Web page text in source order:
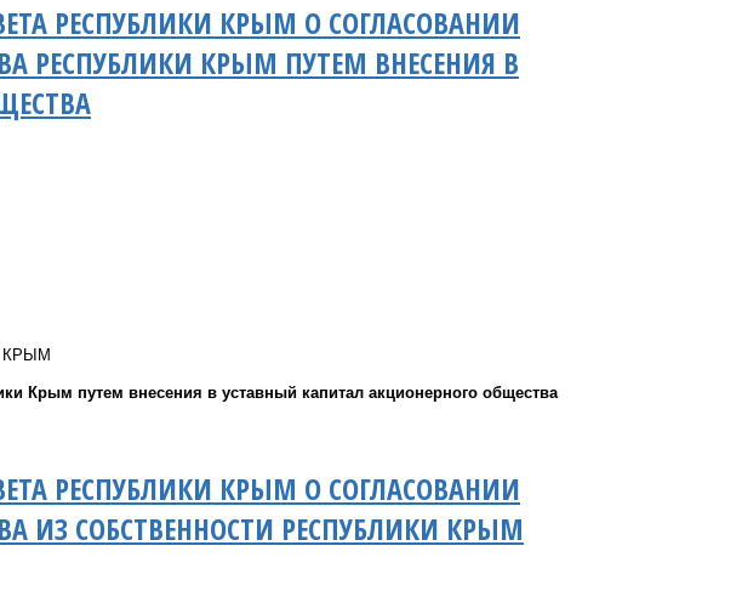
РЕСПУБЛИКИ КРЫМ О СОГЛАСОВАНИИ
РЕСПУБЛИКИ КРЫМ ПУТЕМ ВНЕСЕНИЯ В
КРЫМ
Крым путем внесения в уставный капитал акционерного общества
РЕСПУБЛИКИ КРЫМ О СОГЛАСОВАНИИ
ИЗ СОБСТВЕННОСТИ РЕСПУБЛИКИ КРЫМ